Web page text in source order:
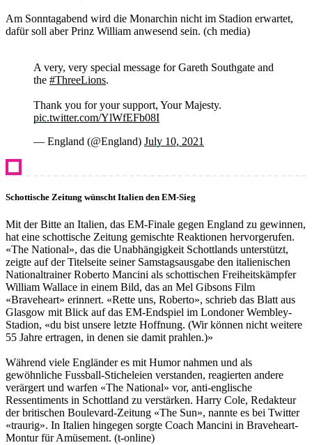
Am Sonntagabend wird die Monarchin nicht im Stadion erwartet,
dafür soll aber Prinz William anwesend sein. (ch media)
A very, very special message for Gareth Southgate and
the #ThreeLions.
Thank you for your support, Your Majesty.
pic.twitter.com/YlWfEFb08I
— England (@England) July 10, 2021
Schottische Zeitung wünscht Italien den EM-Sieg
Mit der Bitte an Italien, das EM-Finale gegen England zu gewinnen,
hat eine schottische Zeitung gemischte Reaktionen hervorgerufen.
«The National», das die Unabhängigkeit Schottlands unterstützt,
zeigte auf der Titelseite seiner Samstagsausgabe den italienischen
Nationaltrainer Roberto Mancini als schottischen Freiheitskämpfer
William Wallace in einem Bild, das an Mel Gibsons Film
«Braveheart» erinnert. «Rette uns, Roberto», schrieb das Blatt aus
Glasgow mit Blick auf das EM-Endspiel im Londoner Wembley-
Stadion, «du bist unsere letzte Hoffnung. (Wir können nicht weitere
55 Jahre ertragen, in denen sie damit prahlen.)»
Während viele Engländer es mit Humor nahmen und als
gewöhnliche Fussball-Sticheleien verstanden, reagierten andere
verärgert und warfen «The National» vor, anti-englische
Ressentiments in Schottland zu verstärken. Harry Cole, Redakteur
der britischen Boulevard-Zeitung «The Sun», nannte es bei Twitter
«traurig». In Italien hingegen sorgte Coach Mancini in Braveheart-
Montur für Amüsement. (t-online)